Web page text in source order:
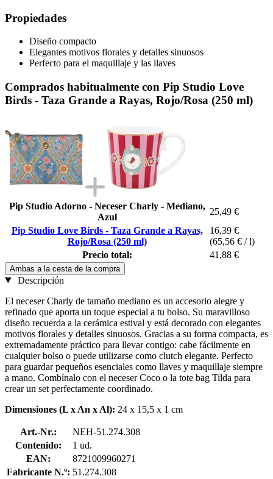
Propiedades
Diseño compacto
Elegantes motivos florales y detalles sinuosos
Perfecto para el maquillaje y las llaves
Comprados habitualmente con Pip Studio Love
Birds - Taza Grande a Rayas, Rojo/Rosa (250 ml)
Pip Studio Adorno - Neceser Charly - Mediano,
Azul
25,49 €
Pip Studio Love Birds - Taza Grande a Rayas,
Rojo/Rosa (250 ml)
16,39 €
(65,56 € / l)
Precio total:
41,88 €
Ambas a la cesta de la compra
Descripción
El neceser Charly de tamaño mediano es un accesorio alegre y
refinado que aporta un toque especial a tu bolso. Su maravilloso
diseño recuerda a la cerámica estival y está decorado con elegantes
motivos florales y detalles sinuosos. Gracias a su forma compacta, es
extremadamente práctico para llevar contigo: cabe fácilmente en
cualquier bolso o puede utilizarse como clutch elegante. Perfecto
para guardar pequeños esenciales como llaves y maquillaje siempre
a mano. Combínalo con el neceser Coco o la tote bag Tilda para
crear un set perfectamente coordinado.
Dimensiones (L x An x Al): 24 x 15,5 x 1 cm
Art.-Nr.:
NEH-51.274.308
Contenido:
1 ud.
EAN:
8721009960271
Fabricante N.º: 51.274.308